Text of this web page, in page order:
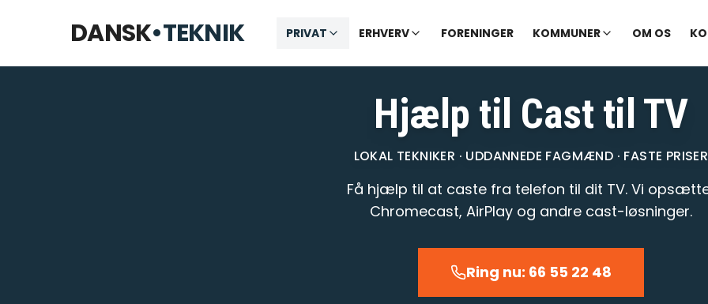
DANSK•TEKNIK PRIVAT ERHVERV FORENINGER KOMMUNER OM OS
Telefon til kl. 22 · Chat til 23:30
Hjælp til Cast til TV
LOKAL TEKNIKER · UDDANNEDE FAGMÆND · FASTE PRISER
Få hjælp til at caste fra telefon til dit TV. Vi
Chromecast, AirPlay og andre cast-løsninger.
Ring nu: 66 55 22 48